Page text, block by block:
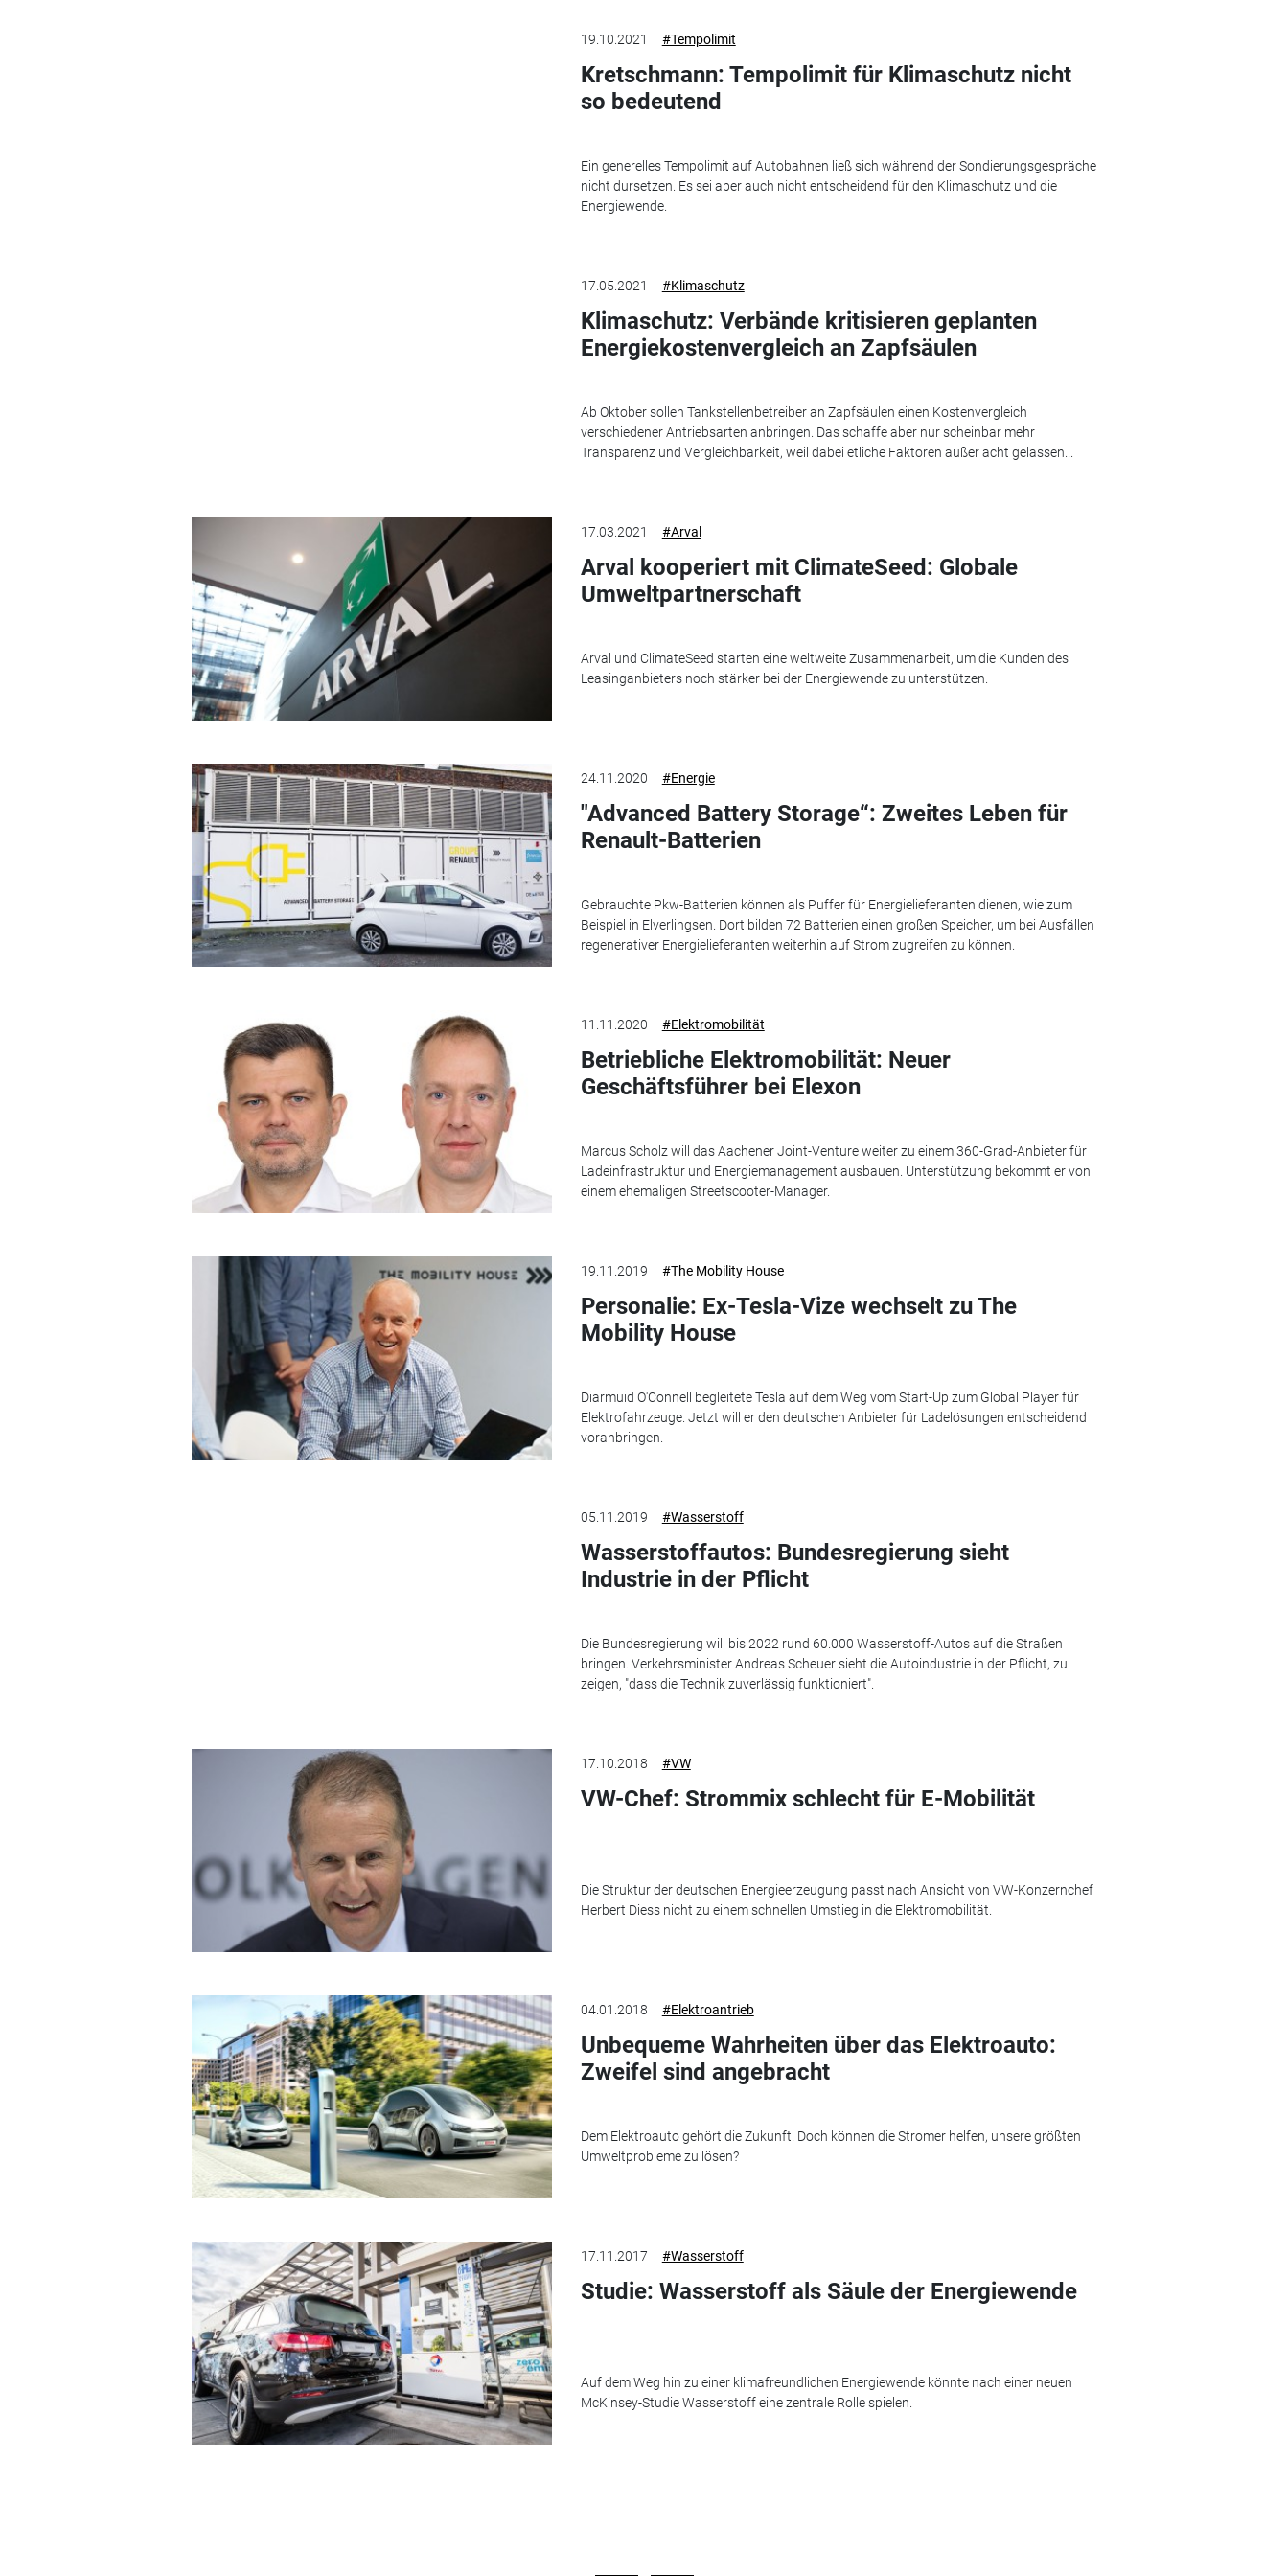
19.10.2021 #Tempolimit
Kretschmann: Tempolimit für Klimaschutz nicht
so bedeutend
Ein generelles Tempolimit auf Autobahnen ließ sich während der Sondierungsgespräche
nicht dursetzen. Es sei aber auch nicht entscheidend für den Klimaschutz und die
Energiewende.
17.05.2021 #Klimaschutz
Klimaschutz: Verbände kritisieren geplanten
Energiekostenvergleich an Zapfsäulen
Ab Oktober sollen Tankstellenbetreiber an Zapfsäulen einen Kostenvergleich
verschiedener Antriebsarten anbringen. Das schaffe aber nur scheinbar mehr
Transparenz und Vergleichbarkeit, weil dabei etliche Faktoren außer acht gelassen...
17.03.2021 #Arval
Arval kooperiert mit ClimateSeed: Globale
Umweltpartnerschaft
Arval und ClimateSeed starten eine weltweite Zusammenarbeit, um die Kunden des
Leasinganbieters noch stärker bei der Energiewende zu unterstützen.
24.11.2020 #Energie
"Advanced Battery Storage“: Zweites Leben für
Renault-Batterien
Gebrauchte Pkw-Batterien können als Puffer für Energielieferanten dienen, wie zum
Beispiel in Elverlingsen. Dort bilden 72 Batterien einen großen Speicher, um bei Ausfällen
regenerativer Energielieferanten weiterhin auf Strom zugreifen zu können.
11.11.2020 #Elektromobilität
Betriebliche Elektromobilität: Neuer
Geschäftsführer bei Elexon
Marcus Scholz will das Aachener Joint-Venture weiter zu einem 360-Grad-Anbieter für
Ladeinfrastruktur und Energiemanagement ausbauen. Unterstützung bekommt er von
einem ehemaligen Streetscooter-Manager.
19.11.2019 #The Mobility House
Personalie: Ex-Tesla-Vize wechselt zu The
Mobility House
Diarmuid O'Connell begleitete Tesla auf dem Weg vom Start-Up zum Global Player für
Elektrofahrzeuge. Jetzt will er den deutschen Anbieter für Ladelösungen entscheidend
voranbringen.
05.11.2019 #Wasserstoff
Wasserstoffautos: Bundesregierung sieht
Industrie in der Pflicht
Die Bundesregierung will bis 2022 rund 60.000 Wasserstoff-Autos auf die Straßen
bringen. Verkehrsminister Andreas Scheuer sieht die Autoindustrie in der Pflicht, zu
zeigen, "dass die Technik zuverlässig funktioniert".
17.10.2018 #VW
VW-Chef: Strommix schlecht für E-Mobilität
Die Struktur der deutschen Energieerzeugung passt nach Ansicht von VW-Konzernchef
Herbert Diess nicht zu einem schnellen Umstieg in die Elektromobilität.
04.01.2018 #Elektroantrieb
Unbequeme Wahrheiten über das Elektroauto:
Zweifel sind angebracht
Dem Elektroauto gehört die Zukunft. Doch können die Stromer helfen, unsere größten
Umweltprobleme zu lösen?
17.11.2017 #Wasserstoff
Studie: Wasserstoff als Säule der Energiewende
Auf dem Weg hin zu einer klimafreundlichen Energiewende könnte nach einer neuen
McKinsey-Studie Wasserstoff eine zentrale Rolle spielen.